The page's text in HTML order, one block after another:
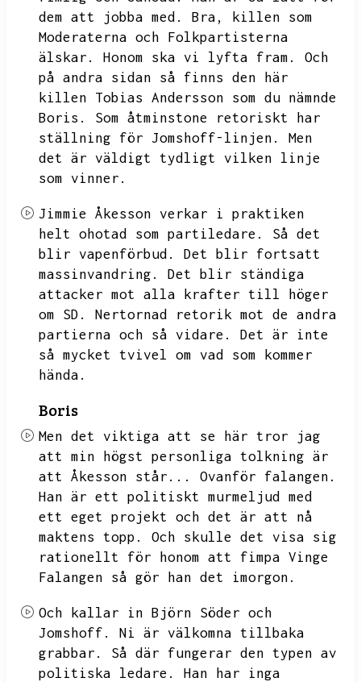
dem att jobba med.
Bra,
killen som
Moderaterna och Folkpartisterna
älskar.
Honom ska vi lyfta fram.
Och
på andra sidan så finns den här
killen Tobias Andersson som du nämnde
Boris.
Som åtminstone retoriskt har
ställning för Jomshoff-linjen.
Men
det är väldigt tydligt vilken linje
som vinner.
Jimmie Åkesson verkar i praktiken
helt ohotad som partiledare.
Så det
blir vapenförbud.
Det blir fortsatt
massinvandring.
Det blir ständiga
attacker mot alla krafter till höger
om SD.
Nertornad retorik mot de andra
partierna och så vidare.
Det är inte
så mycket tvivel om vad som kommer
hända.
Boris
Men det viktiga att se här tror jag
att min högst personliga tolkning är
att Åkesson står...
Ovanför falangen.
Han är ett politiskt murmeljud med
ett eget projekt och det är att nå
maktens topp.
Och skulle det visa sig
rationellt för honom att fimpa Vinge
Falangen så gör han det imorgon.
Och kallar in Björn Söder och
Jomshoff.
Ni är välkomna tillbaka
grabbar.
Så där fungerar den typen av
politiska ledare.
Han har inga